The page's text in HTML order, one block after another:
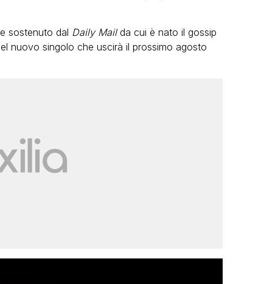
sostenuto dal Daily Mailda cui è nato il gossip
nuovo singolo che uscirà il prossimo agosto